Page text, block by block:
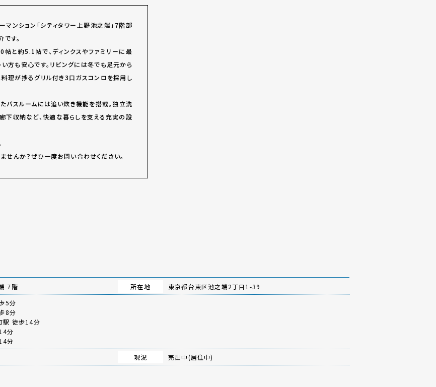
ンション「シティタワー上野池之端」7階部
す。
と約5.1帖で、ディンクスやファミリーに最
方も安心です。リビングには冬でも足元から
理が捗るグリル付き3口ガスコンロを採用し
バスルームには追い炊き機能を搭載。独立洗
廊下収納など、快適な暮らしを支える充実の設
せんか？ぜひ一度お問い合わせください。
7階 所在地 東京都台東区池之端2丁目1-39
5分
8分
駅 徒歩14分
分
分
現況 売出中(居住中)